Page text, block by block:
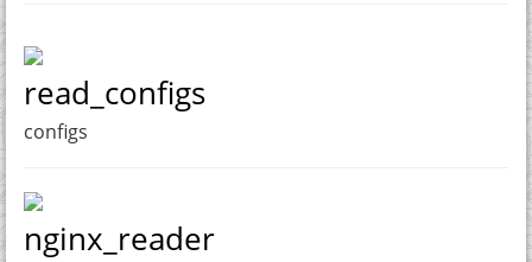
read_configs
configs
nginx_reader